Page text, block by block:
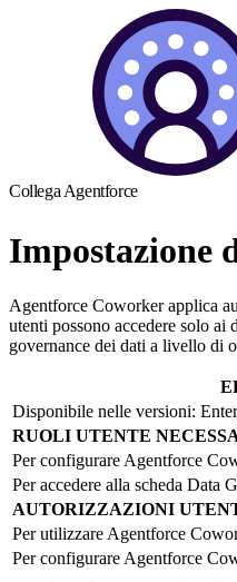
Collega Agentforce
Impostazione
Agentforce Coworker applica
utenti possono accedere solo
governance dei dati a livello di
Disponibile nelle versioni:
RUOLI UTENTE
Per configurare Agentforce
Per accedere alla scheda Data
AUTORIZZAZIONI
Per utilizzare Agentforce
Per configurare Agentforce